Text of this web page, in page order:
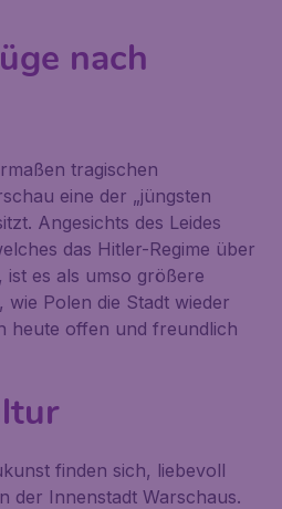
nach
tragischen
eine der „jüngsten
Angesichts des Leides
das Hitler-Regime über
ist es als umso größere
wie Polen die Stadt wieder
heute offen und freundlich
finden sich, liebevoll
der Innenstadt Warschaus.